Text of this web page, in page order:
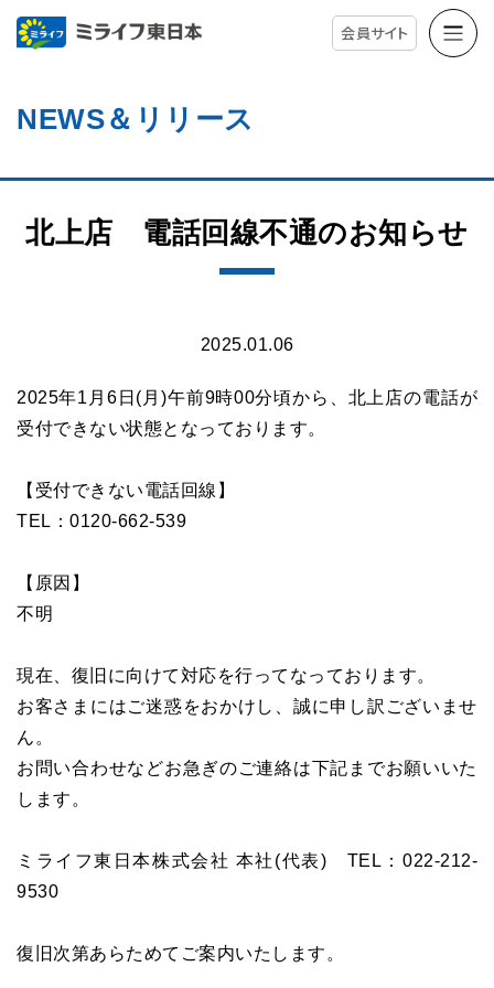
会員サイト
NEWS＆リリース
北上店 電話回線不通のお知らせ
2025.01.06
2025年1月6日(月)午前9時00分頃から、北上店の電話が
受付できない状態となっております。
【受付できない電話回線】
TEL：0120-662-539
【原因】
不明
現在、復旧に向けて対応を行ってなっております。
お客さまにはご迷惑をおかけし、誠に申し訳ございませ
ん。
お問い合わせなどお急ぎのご連絡は下記までお願いいた
します。
ミライフ東日本株式会社 本社(代表) TEL：022-212-
9530
復旧次第あらためてご案内いたします。